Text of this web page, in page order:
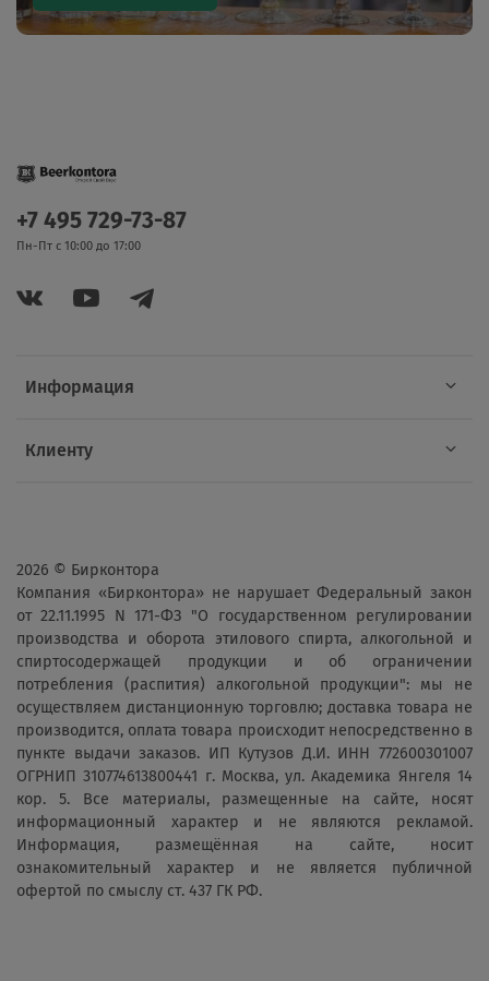
Информация
Клиенту
+7 495 729-73-87
Пн-Пт с 10:00 до 17:00
2026 © Бирконтора
Компания «Бирконтора» не нарушает Федеральный закон
от 22.11.1995 N 171-ФЗ "О государственном регулировании
производства и оборота этилового спирта, алкогольной и
спиртосодержащей продукции и об ограничении
потребления (распития) алкогольной продукции": мы не
осуществляем дистанционную торговлю; доставка товара не
производится, оплата товара происходит непосредственно в
пункте выдачи заказов. ИП Кутузов Д.И. ИНН 772600301007
ОГРНИП 310774613800441 г. Москва, ул. Академика Янгеля 14
кор. 5. Все материалы, размещенные на сайте, носят
информационный характер и не являются рекламой.
Информация, размещённая на сайте, носит
ознакомительный характер и не является публичной
офертой по смыслу ст. 437 ГК РФ.